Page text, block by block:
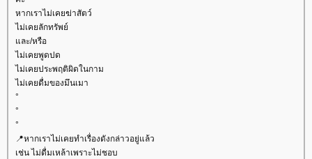
หากเราไม่เคยฆ่าสัตว์
ไม่เคยลักทรัพย์
ละ/หรือ
ไม่เคยพูดปด
ไม่เคยประพฤติผิดในกาม
ไม่เคยดื่มของมึนเมา
°
°
°
📍หากเราไม่เคยทำเรื่องดังกล่าวอยู่แล้ว
เช่น ไม่ดื่มเหล้าเพราะไม่ชอบ